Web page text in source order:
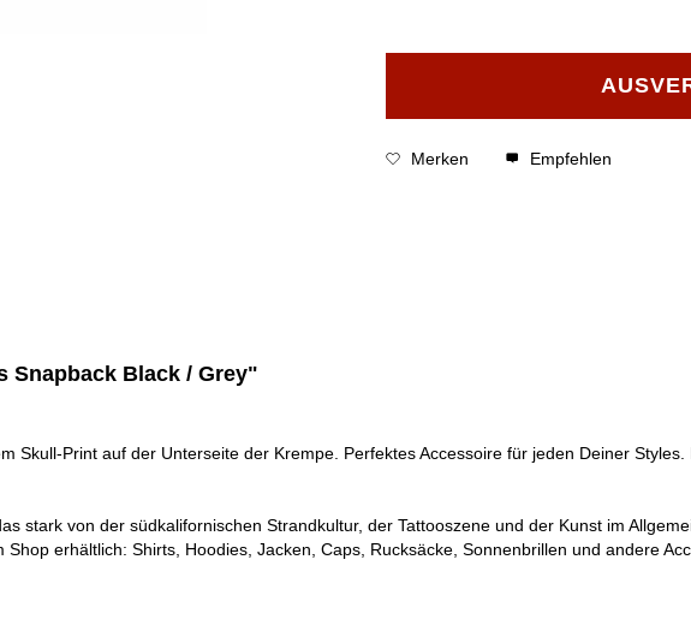
Merken Empfehlen
Snapback Black / Grey"
Skull-Print auf der Unterseite der Krempe. Perfektes Accessoire für jeden Deiner
stark von der südkalifornischen Strandkultur, der Tattooszene und der Kunst im
erhältlich: Shirts, Hoodies, Jacken, Caps, Rucksäcke, Sonnenbrillen und andere